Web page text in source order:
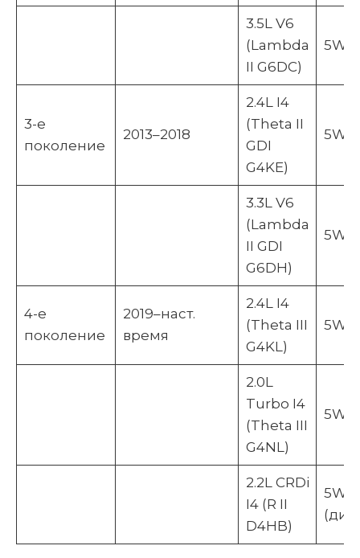
3.5L V6
(Lambda
II G6DC)
5W-
3-е
поколение
2013–2018
2.4L I4
(Theta II
GDI
G4KE)
5W-
3.3L V6
(Lambda
II GDI
G6DH)
5W-
4-е
поколение
2019–наст.
время
2.4L I4
(Theta III
G4KL)
5W-
2.0L
Turbo I4
(Theta III
G4NL)
5W-
2.2L CRDi
I4 (R II
D4HB)
5W-